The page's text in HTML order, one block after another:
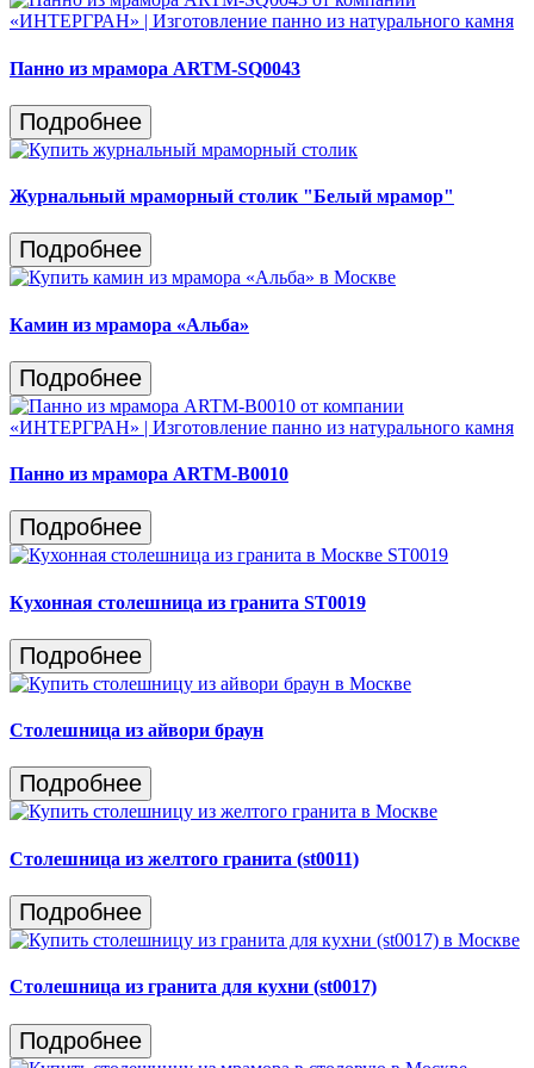
Панно из мрамора ARTM-SQ0043
Подробнее
Журнальный мраморный столик "Белый мрамор"
Подробнее
Камин из мрамора «Альба»
Подробнее
Панно из мрамора ARTM-B0010
Подробнее
Кухонная столешница из гранита ST0019
Подробнее
Столешница из айвори браун
Подробнее
Столешница из желтого гранита (st0011)
Подробнее
Столешница из гранита для кухни (st0017)
Подробнее